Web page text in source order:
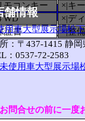
モコンキー
×|キ
WD
×|デ
証書 ×|整
舗情報
用車大型展示場松
：〒437-1415 静岡
：0537-72-2583
使用車大型展示場
問合せの前に一度